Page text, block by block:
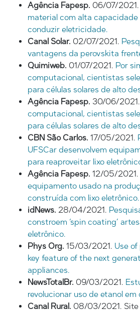
Agência Fapesp. 06/07/2021.
material com alta capacidade
conduzir eletricidade.
Canal Solar. 02/07/2021.
vantagens da perovskita
Quimiweb. 01/07/2021. Por
computacional, cientistas
para células solares de alto
Agência Fapesp. 30/06/2021.
computacional, cientistas
para células solares de alto
CBN São Carlos. 17/05/2021.
UFSCar desenvolvem
para reaproveitar lixo
Agência Fapesp. 12/05/2021.
equipamento usado na
construída com lixo eletrônico.
idNews. 28/04/2021.
constroem ‘spin coating’
eletrônico.
Phys Org. 15/03/2021. Use
key feature of the next
appliances.
NewsTotalBr. 09/03/2021.
revolucionar uso de etanol em
Canal Rural. 08/03/2021. Site